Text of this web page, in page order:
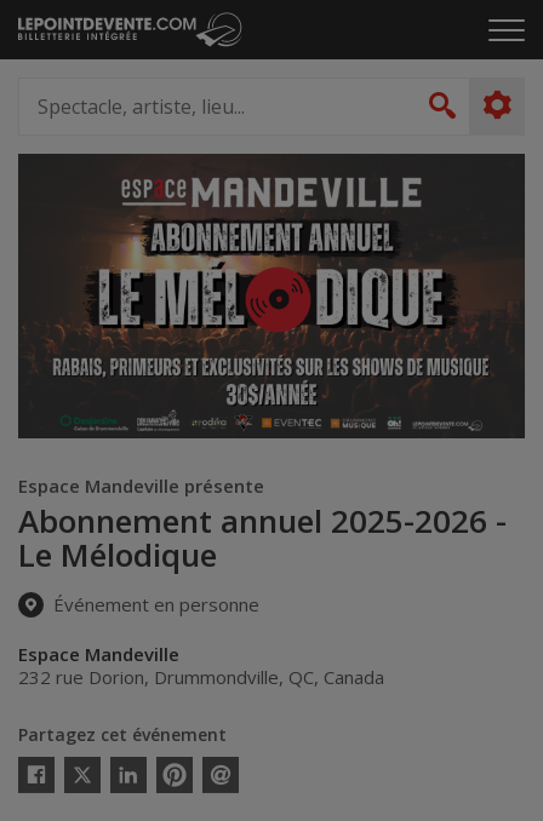
Passer
au
le
artiste,
lieu...
Espace Mandeville présente
Abonnement annuel 2025-2026 -
Le Mélodique
Événement en personne
Espace Mandeville
232 rue Dorion, Drummondville, QC, Canada
Partagez cet événement
Twitter